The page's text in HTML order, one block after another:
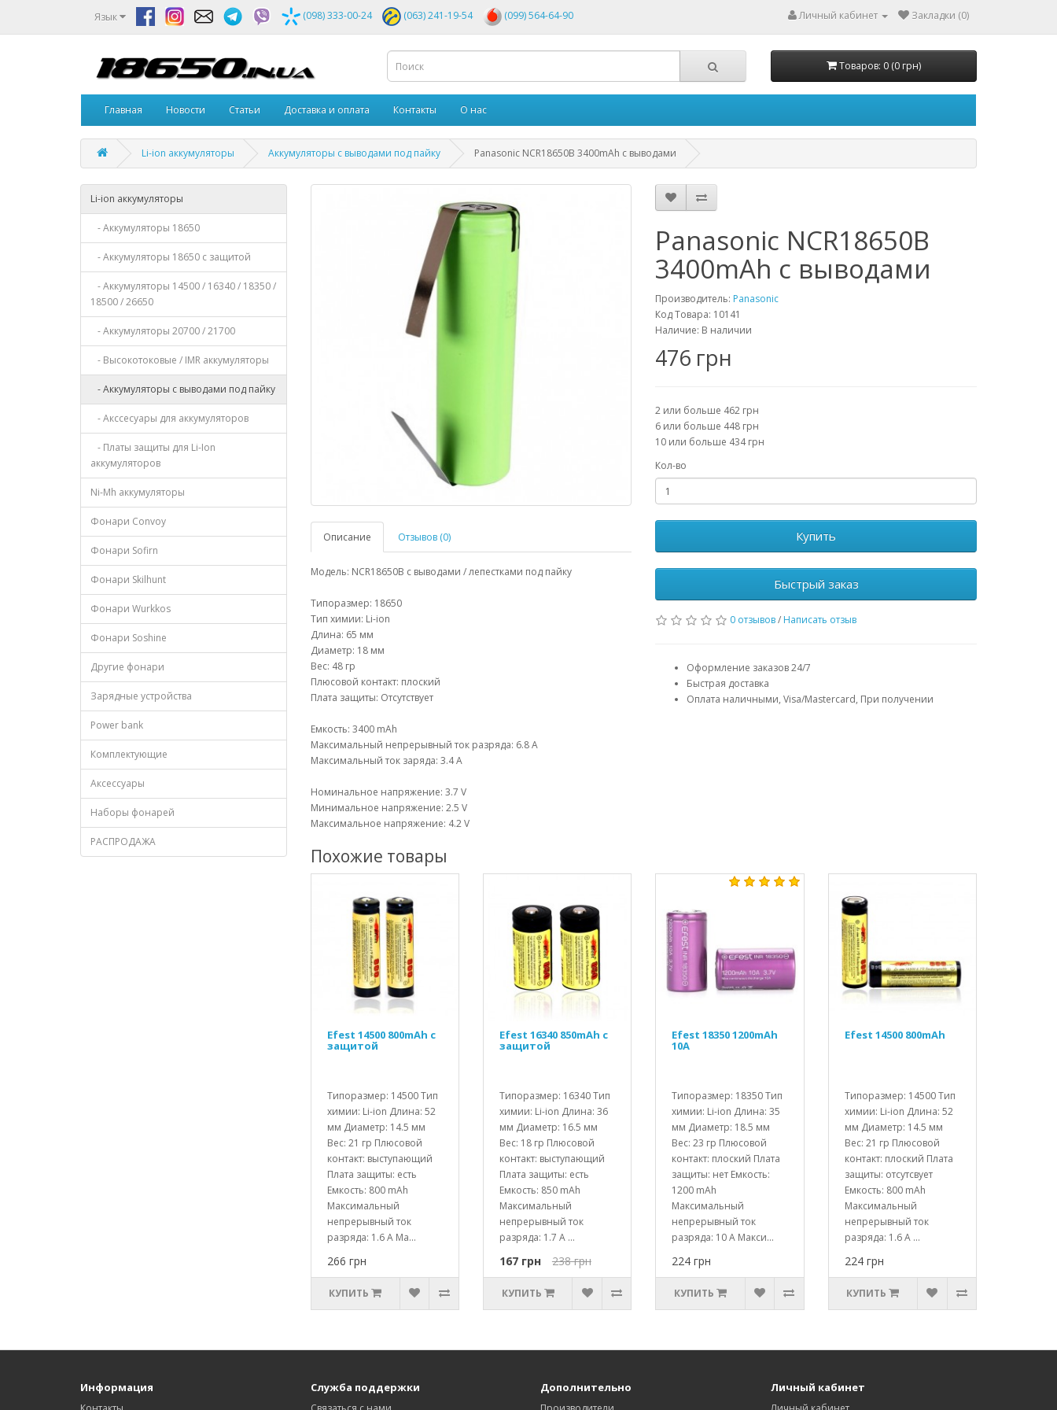
Язык (098) 333-00-24 (063) 241-19-54 (099) 564-64-90 Личный кабинет Закладки (0)
Товаров: 0 (0 грн)
Главная Новости Статьи Доставка и оплата Контакты О нас
Li-ion аккумуляторы Аккумуляторы с выводами под пайку Panasonic NCR18650B 3400mAh с выводами
Li-ion аккумуляторы
- Аккумуляторы 18650
- Аккумуляторы 18650 с защитой
- Аккумуляторы 14500 / 16340 / 18350 /
18500 / 26650
- Аккумуляторы 20700 / 21700
- Высокотоковые / IMR аккумуляторы
- Аккумуляторы с выводами под пайку
- Акссесуары для аккумуляторов
- Платы защиты для Li-Ion
аккумуляторов
Ni-Mh аккумуляторы
Фонари Convoy
Фонари Sofirn
Фонари Skilhunt
Фонари Wurkkos
Фонари Soshine
Другие фонари
Зарядные устройства
Power bank
Комплектующие
Аксессуары
Наборы фонарей
РАСПРОДАЖА
Описание Отзывов (0)
Модель: NCR18650B с выводами / лепестками под пайку
Типоразмер: 18650
Тип химии: Li-ion
Длина: 65 мм
Диаметр: 18 мм
Вес: 48 гр
Плюсовой контакт: плоский
Плата защиты: Отсутствует
Емкость: 3400 mAh
Максимальный непрерывный ток разряда: 6.8 A
Максимальный ток заряда: 3.4 A
Номинальное напряжение: 3.7 V
Минимальное напряжение: 2.5 V
Максимальное напряжение: 4.2 V
Panasonic NCR18650B
3400mAh с выводами
Производитель: Panasonic
Код Товара: 10141
Наличие: В наличии
476 грн
2 или больше 462 грн
6 или больше 448 грн
10 или больше 434 грн
Кол-во
Купить
Быстрый заказ
0 отзывов/ Написать отзыв
Оформление заказов 24/7
Быстрая доставка
Оплата наличными, Visa/Mastercard, При получении
Похожие товары
Efest 14500 800mAh с
защитой
Типоразмер: 14500 Тип
химии: Li-ion Длина: 52
мм Диаметр: 14.5 мм
Вес: 21 гр Плюсовой
контакт: выступающий
Плата защиты: есть
Емкость: 800 mAh
Максимальный
непрерывный ток
разряда: 1.6 A Ма...
266 грн
КУПИТЬ
Efest 16340 850mAh c
защитой
Типоразмер: 16340 Тип
химии: Li-ion Длина: 36
мм Диаметр: 16.5 мм
Вес: 18 гр Плюсовой
контакт: выступающий
Плата защиты: есть
Емкость: 850 mAh
Максимальный
непрерывный ток
разряда: 1.7 A ...
167 грн 238 грн
КУПИТЬ
Efest 18350 1200mAh
10A
Типоразмер: 18350 Тип
химии: Li-ion Длина: 35
мм Диаметр: 18.5 мм
Вес: 23 гр Плюсовой
контакт: плоский Плата
защиты: нет Емкость:
1200 mAh
Максимальный
непрерывный ток
разряда: 10 A Макси...
224 грн
КУПИТЬ
Efest 14500 800mAh
Типоразмер: 14500 Тип
химии: Li-ion Длина: 52
мм Диаметр: 14.5 мм
Вес: 21 гр Плюсовой
контакт: плоский Плата
защиты: отсутсвует
Емкость: 800 mAh
Максимальный
непрерывный ток
разряда: 1.6 A ...
224 грн
КУПИТЬ
Информация Служба поддержки Дополнительно Личный кабинет